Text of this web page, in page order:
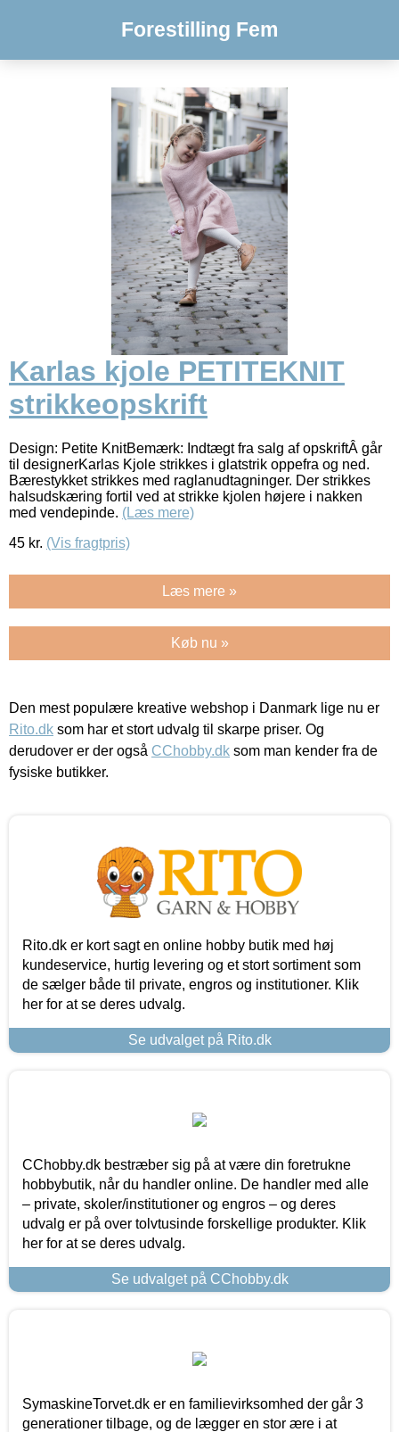
Forestilling Fem
Karlas kjole PETITEKNIT
strikkeopskrift
Design: Petite KnitBemærk: Indtægt fra salg af opskriftÂ går
til designerKarlas Kjole strikkes i glatstrik oppefra og ned.
Bærestykket strikkes med raglanudtagninger. Der strikkes
halsudskæring fortil ved at strikke kjolen højere i nakken
med vendepinde. (Læs mere)
45 kr. (Vis fragtpris)
Læs mere »
Køb nu »
Den mest populære kreative webshop i Danmark lige nu er
Rito.dk som har et stort udvalg til skarpe priser. Og
derudover er der også CChobby.dk som man kender fra de
fysiske butikker.
Rito.dk er kort sagt en online hobby butik med høj
kundeservice, hurtig levering og et stort sortiment som
de sælger både til private, engros og institutioner. Klik
her for at se deres udvalg.
Se udvalget på Rito.dk
CChobby.dk bestræber sig på at være din foretrukne
hobbybutik, når du handler online. De handler med alle
– private, skoler/institutioner og engros – og deres
udvalg er på over tolvtusinde forskellige produkter. Klik
her for at se deres udvalg.
Se udvalget på CChobby.dk
SymaskineTorvet.dk er en familievirksomhed der går 3
generationer tilbage, og de lægger en stor ære i at